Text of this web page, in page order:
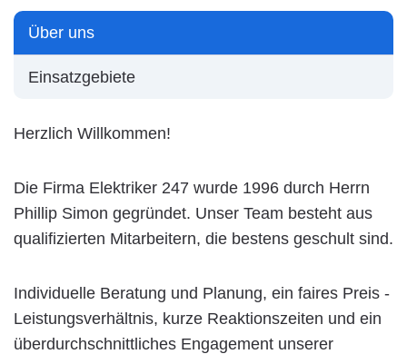
Über uns
Einsatzgebiete
Herzlich Willkommen!
Die Firma Elektriker 247 wurde 1996 durch Herrn
Phillip Simon gegründet. Unser Team besteht aus
qualifizierten Mitarbeitern, die bestens geschult sind.
Individuelle Beratung und Planung, ein faires Preis -
Leistungsverhältnis, kurze Reaktionszeiten und ein
überdurchschnittliches Engagement unserer